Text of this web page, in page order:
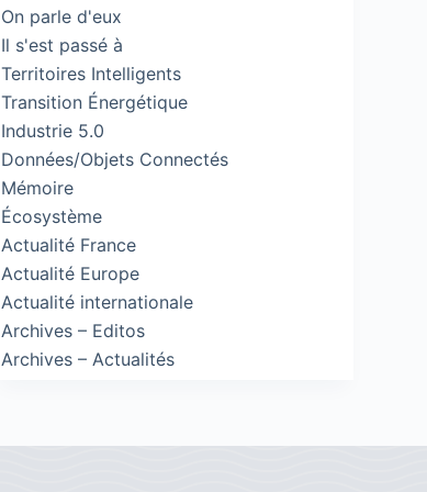
On parle d'eux
Il s'est passé à
Territoires Intelligents
Transition Énergétique
Industrie 5.0
Données/Objets Connectés
Mémoire
Écosystème
Actualité France
Actualité Europe
Actualité internationale
Archives – Editos
Archives – Actualités